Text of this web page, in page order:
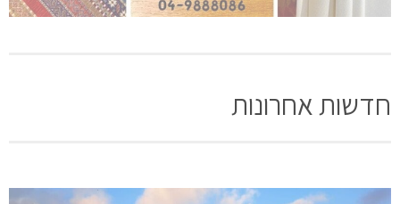
חדשות אחרונות